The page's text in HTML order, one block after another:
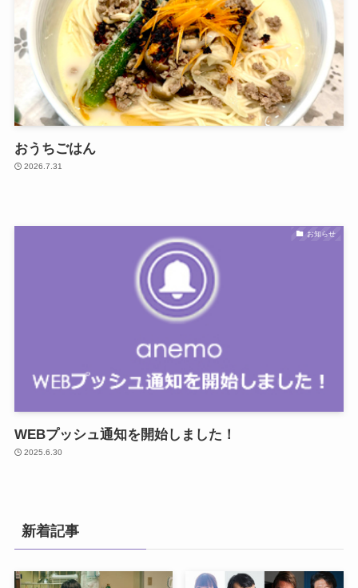
おうちごはん
2026.7.31
お知らせ
WEBプッシュ通知を開始しました！
2025.6.30
新着記事